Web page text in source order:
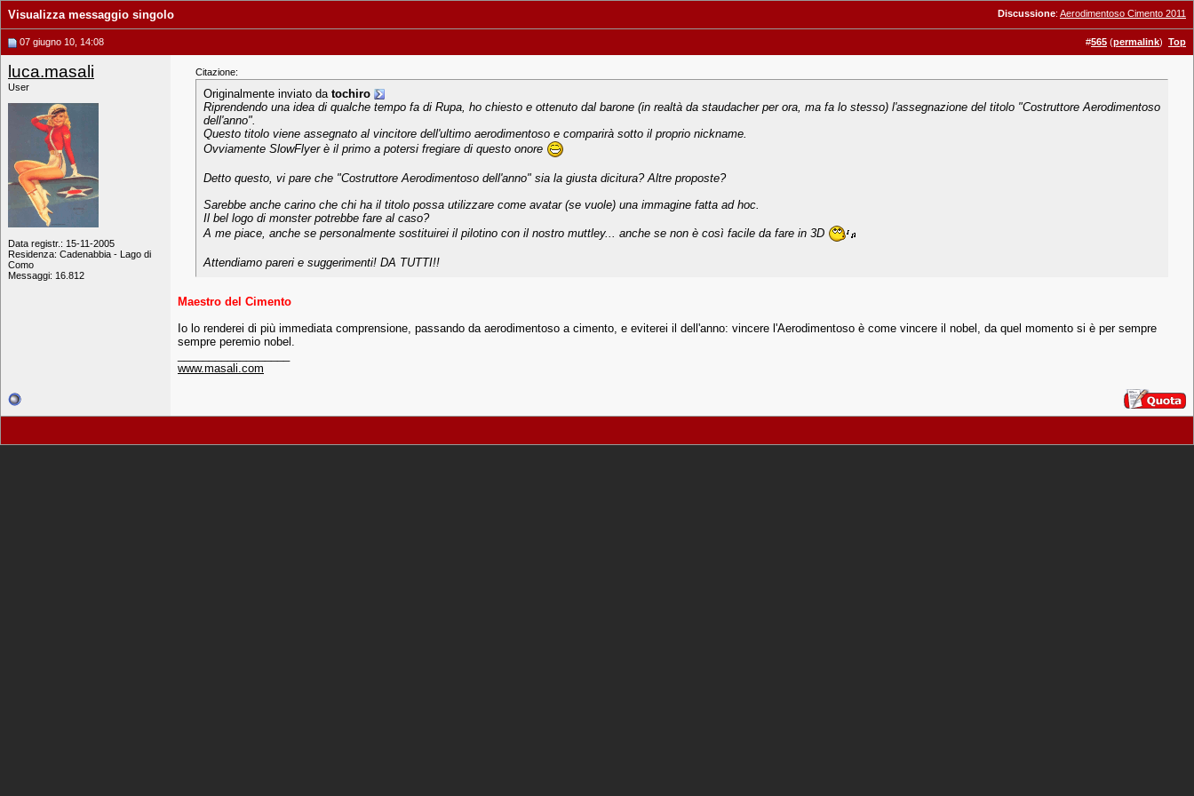
Discussione: Aerodimentoso Cimento 2011
Visualizza messaggio singolo
07 giugno 10, 14:08 #565 (permalink) Top
luca.masali
User
Data registr.: 15-11-2005
Residenza: Cadenabbia - Lago di
Como
Messaggi: 16.812
Citazione:
Originalmente inviato da tochiro
Riprendendo una idea di qualche tempo fa di Rupa, ho chiesto e ottenuto dal barone (in realtà da staudacher per ora, ma fa lo stesso) l'assegnazione del titolo "Costruttore Aerodimentoso
dell'anno".
Questo titolo viene assegnato al vincitore dell'ultimo aerodimentoso e comparirà sotto il proprio nickname.
Ovviamente SlowFlyer è il primo a potersi fregiare di questo onore
Detto questo, vi pare che "Costruttore Aerodimentoso dell'anno" sia la giusta dicitura? Altre proposte?
Sarebbe anche carino che chi ha il titolo possa utilizzare come avatar (se vuole) una immagine fatta ad hoc.
Il bel logo di monster potrebbe fare al caso?
A me piace, anche se personalmente sostituirei il pilotino con il nostro muttley... anche se non è così facile da fare in 3D
Attendiamo pareri e suggerimenti! DA TUTTI!!
Maestro del Cimento
Io lo renderei di più immediata comprensione, passando da aerodimentoso a cimento, e eviterei il dell'anno: vincere l'Aerodimentoso è come vincere il nobel, da quel momento si è per sempre
sempre peremio nobel.
www.masali.com